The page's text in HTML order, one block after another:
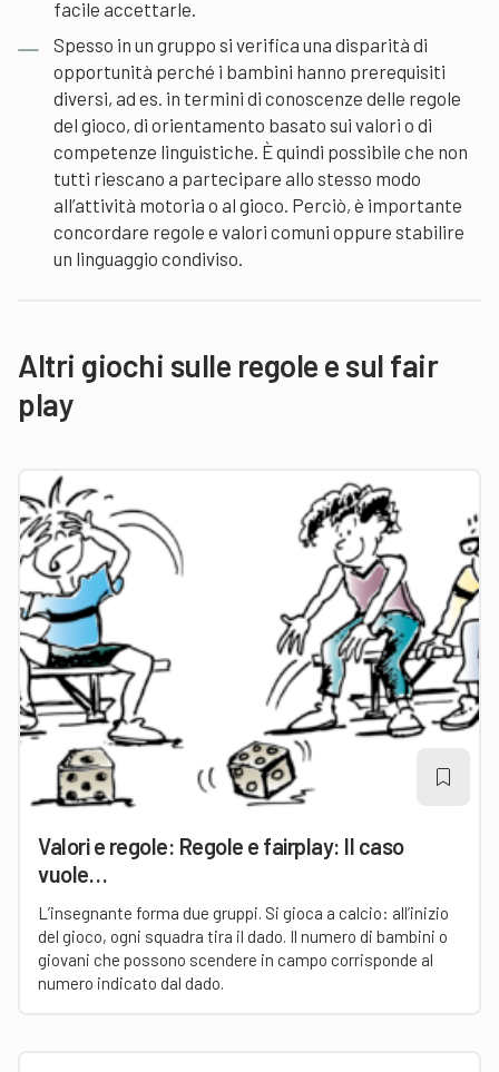
facile accettarle.
Spesso in un gruppo si verifica una disparità di
opportunità perché i bambini hanno prerequisiti
diversi, ad es. in termini di conoscenze delle regole
del gioco, di orientamento basato sui valori o di
competenze linguistiche. È quindi possibile che non
tutti riescano a partecipare allo stesso modo
all’attività motoria o al gioco. Perciò, è importante
concordare regole e valori comuni oppure stabilire
un linguaggio condiviso.
Altri giochi sulle regole e sul fair
play
Valori e regole: Regole e fairplay: Il caso
vuole…
L’insegnante forma due gruppi. Si gioca a calcio: all’inizio
del gioco, ogni squadra tira il dado. Il numero di bambini o
giovani che possono scendere in campo corrisponde al
numero indicato dal dado.